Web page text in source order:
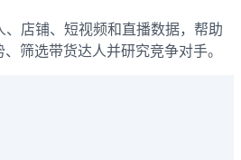
、店铺、短视频和直播数据，帮助
筛选带货达人并研究竞争对手。